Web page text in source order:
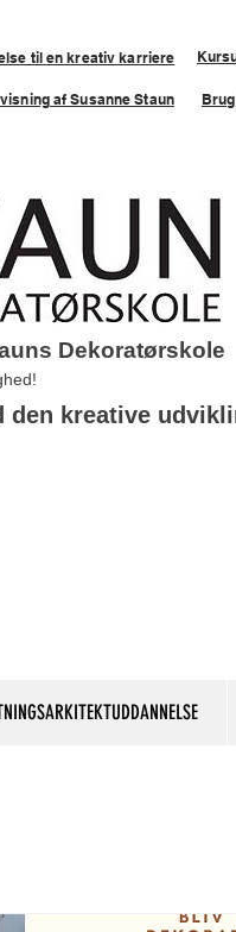
Dekoratørskole
den kreative
af Susanne Staun
til en kreativ karriere